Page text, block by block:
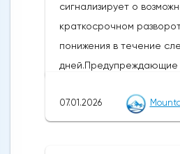
сигнализирует о
краткосрочном
понижения в течение
дней.Предупреждающие
достиг ключевого
Фибоначчи и
07.01.2026